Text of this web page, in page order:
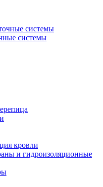
системы
системы
кровли
и гидроизоляционные